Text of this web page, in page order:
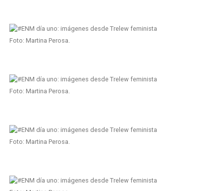
Foto: Martina Perosa.
Foto: Martina Perosa.
Foto: Martina Perosa.